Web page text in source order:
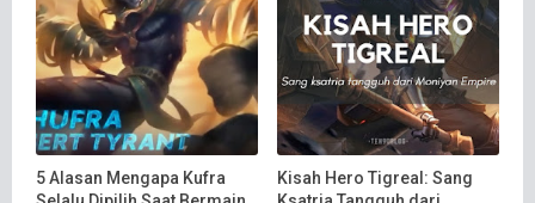
5 Alasan Mengapa Kufra
Kisah Hero Tigreal: Sang